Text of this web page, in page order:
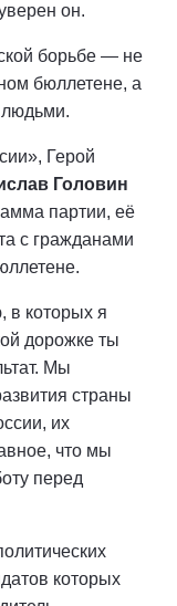
он.
борьбе — не
бюллетене, а
людьми.
Герой
Головин
партии, её
с гражданами
в которых я
дорожке ты
Мы
страны
их
что мы
перед
которых